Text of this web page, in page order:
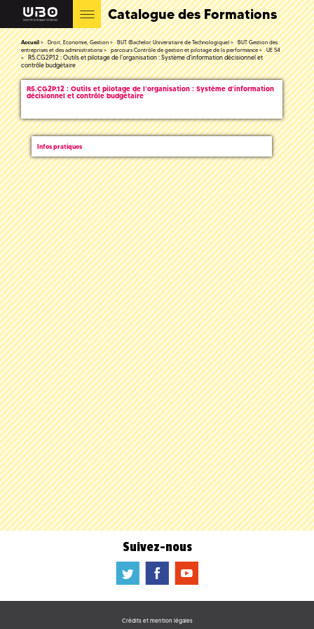
Catalogue des Formations
Accueil Droit, Economie, Gestion BUT (Bachelor Universitaire de Technologique)
BUT Gestion des
entreprises et des administrations
parcours Contrôle de gestion et pilotage de la performance UE 54
R5.CG2P.12 : Outils et pilotage de l’organisation : Système d’information décisionnel et
contrôle budgétaire
R5.CG2P.12 : Outils et pilotage de l’organisation : Système d’information
décisionnel et contrôle budgétaire
Infos pratiques
Suivez-nous
a b f
Crédits et mention légales